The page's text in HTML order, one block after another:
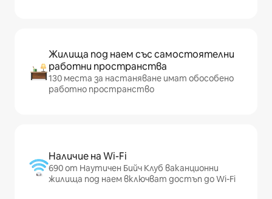
Жилища под наем със самостоятелни
работни пространства
130 места за настаняване имат обособено
работно пространство
Наличие на Wi-Fi
690 от Наутичен Бийч Клуб ваканционни
жилища под наем включват достъп до Wi-Fi